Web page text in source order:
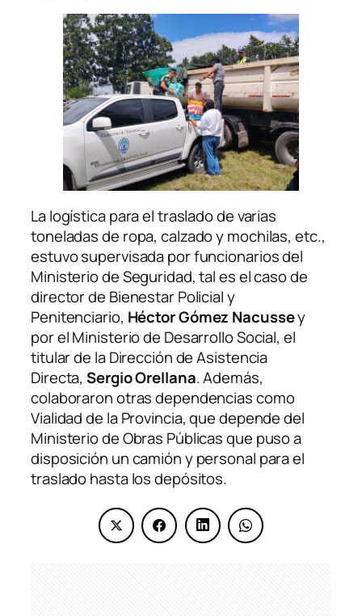
La logística para el traslado de varias
toneladas de ropa, calzado y mochilas, etc.,
estuvo supervisada por funcionarios del
Ministerio de Seguridad, tal es el caso de
director de Bienestar Policial y
Penitenciario, Héctor Gómez Nacussey
por el Ministerio de Desarrollo Social, el
titular de la Dirección de Asistencia
Directa,Sergio Orellana. Además,
colaboraron otras dependencias como
Vialidad de la Provincia, que depende del
Ministerio de Obras Públicas que puso a
disposición un camión y personal para el
traslado hasta los depósitos.